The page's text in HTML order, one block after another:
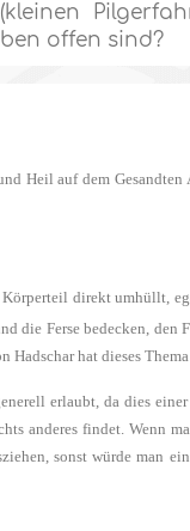
offen sind?
Heil auf dem
direkt umhüllt,
die Ferse bedecken, den
Hadschar hat dieses
erlaubt, da dies
anderes findet. Wenn
sonst würde man